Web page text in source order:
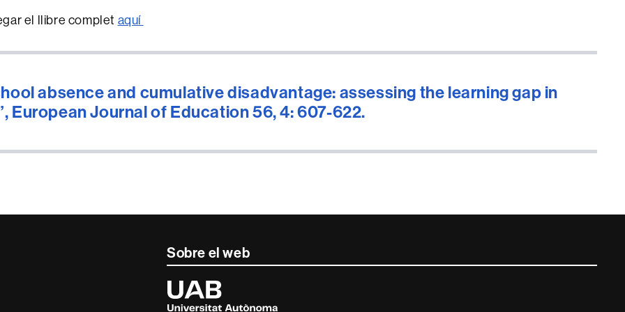
el llibre complet aquí
absence and cumulative disadvantage: assessing the learning gap in
European Journal of Education 56, 4: 607-622.
Sobre el web
Universitat
Autònoma
de